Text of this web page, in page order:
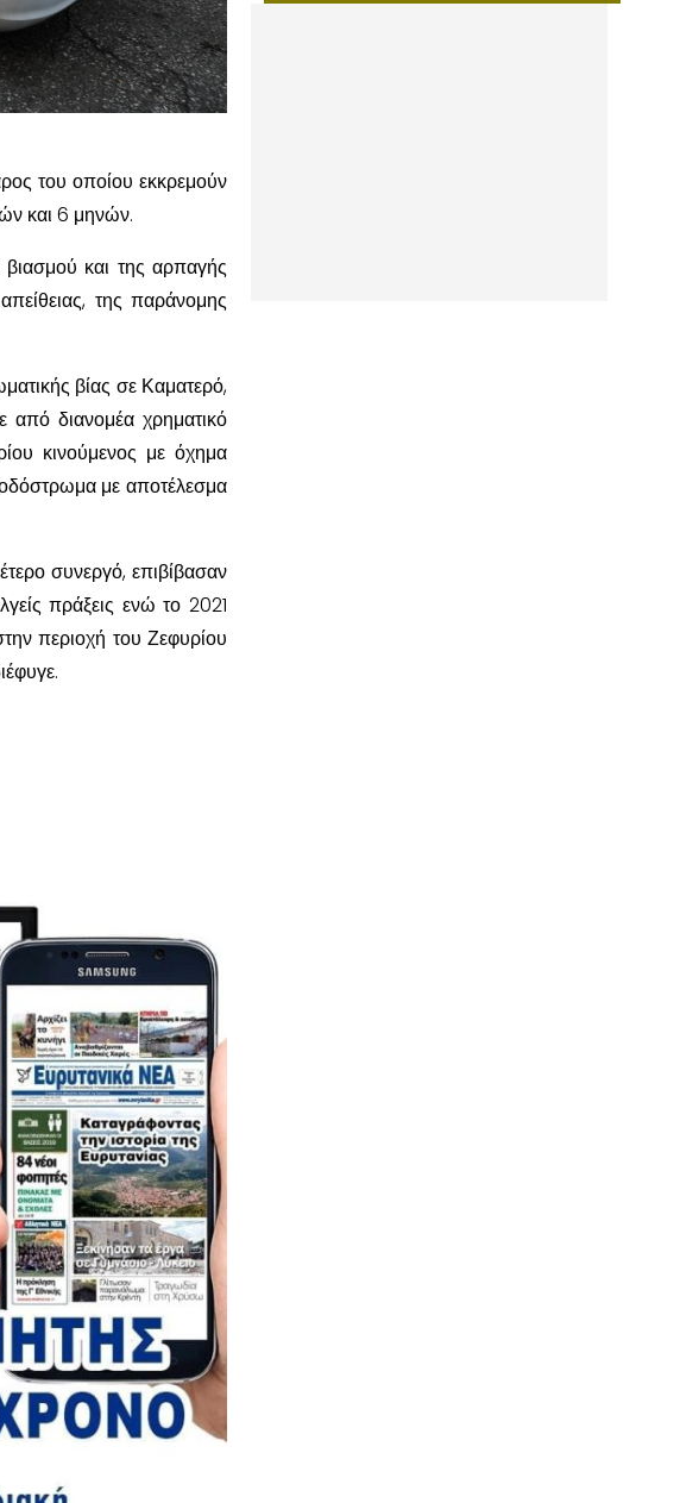
του οποίου εκκρεμούν
και 6 μηνών.
βιασμού και της αρπαγής
της παράνομης
βίας σε Καματερό,
από διανομέα χρηματικό
κινούμενος με όχημα
με αποτέλεσμα
συνεργό, επιβίβασαν
πράξεις ενώ το 2021
περιοχή του Ζεφυρίου